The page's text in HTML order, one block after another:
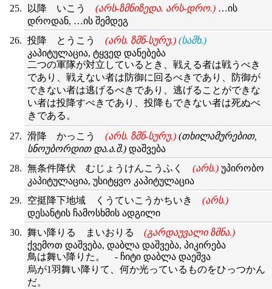
以降 いこう (არს-ზმნიზედა. არს-დრო.) …ის
დროდან, …ის შემდეგ
投降 とうこう (არს. ზმნ-სურუ.) (სამხ.)
კაპიტულაცია, ტყვედ დანებება
二つの軍隊が対立しているとき、戦える者は戦うべき
であり、戦えない者は防御に回るべきであり、防御が
できない者は逃げるべきであり、逃げることができな
い者は投降すべきであり、投降もできない者は死ぬべ
きである。
滑降 かっこう (არს. ზმნ-სურუ.) (თხილამურებით,
სნოუბორდით და.ა.შ.) დაშვება
無条件降伏 むじょうけんこうふく (არს.) უპირობო
კაპიტულაცია, უსიტყვო კაპიტულაცია
空挺降下地域 くうていこうかちいき (არს.)
დესანტის ჩამოსხმის ადგილი
舞い降りる まいおりる (გარდაუვალი ზმნა.)
ქვემოთ დაშვება, დაბლა დაშვება, პიკირება
鳥は舞い降りた。 - ჩიტი დაბლა დაეშვა
烏が1羽舞い降りて、何か光っているものをひっつかん
だ。